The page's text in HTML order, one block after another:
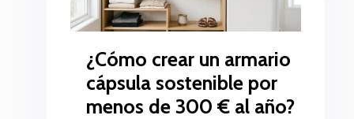
¿Cómo crear un armario
cápsula sostenible por
menos de 300 € al año?